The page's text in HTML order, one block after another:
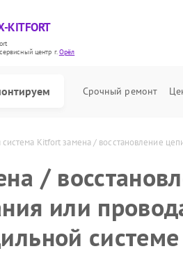
KITFORT
центр г.Орёл
Срочный ремонт
система Kitfort замена / восстановление
/
или